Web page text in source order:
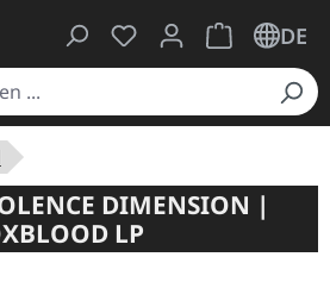
Du hast 0 Produkte
Warenkorb
DE
DIMENSION |
LP